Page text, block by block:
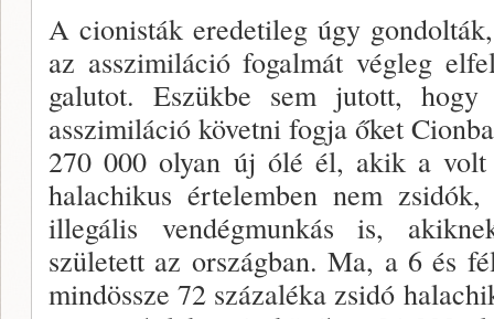
A cionisták eredetileg úgy
az asszimilá­ció fogalmát végleg
galutot. Eszükbe sem jutott,
asszimilá­ció követni fogja őket
270 000 olyan új ólé él, akik a volt
halachikus értelem­ben nem
illegális vendégmun­kás is,
született az országban. Ma, a 6 és
mindössze 72 százaléka zsidó